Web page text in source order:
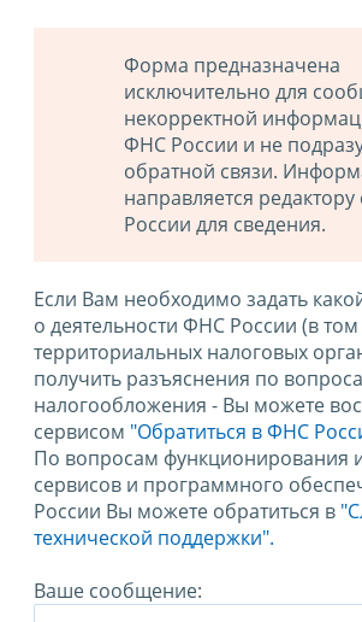
Форма предназначена
исключительно для
некорректной
ФНС России и не
обратной связи.
направляется
России для сведения.
Если Вам необходимо задать
о деятельности ФНС России (в
территориальных налоговых
получить разъяснения по
налогообложения - Вы можете
сервисом "Обратиться в ФНС
По вопросам функционирования
сервисов и программного
России Вы можете обратиться в
технической поддержки".
Ваше сообщение: